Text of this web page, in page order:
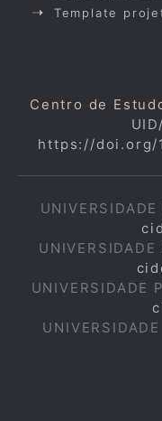
Template
Centro de
https://doi.org/
UNIVERSIDADE